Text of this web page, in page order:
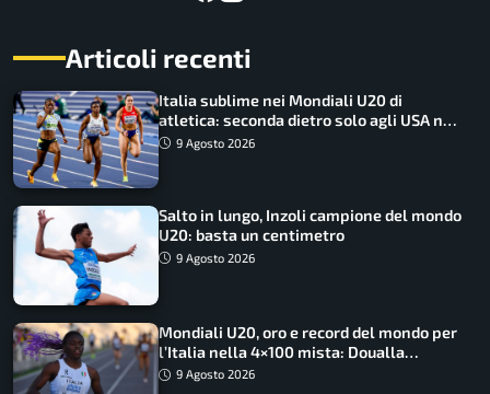
Articoli recenti
Italia sublime nei Mondiali U20 di
atletica: seconda dietro solo agli USA nel
medagliere
9 Agosto 2026
Salto in lungo, Inzoli campione del mondo
U20: basta un centimetro
9 Agosto 2026
Mondiali U20, oro e record del mondo per
l’Italia nella 4×100 mista: Doualla
straordinaria
9 Agosto 2026